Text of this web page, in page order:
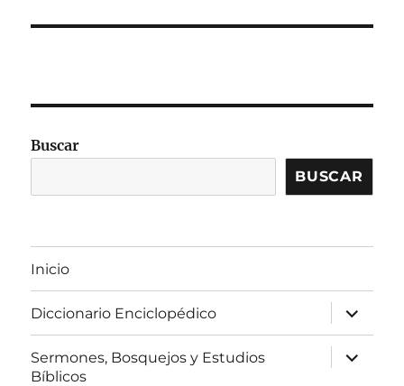
Buscar
BUSCAR
Inicio
Diccionario Enciclopédico
expandir
el
menú
inferior
Sermones, Bosquejos y Estudios
Bíblicos
expandir
el